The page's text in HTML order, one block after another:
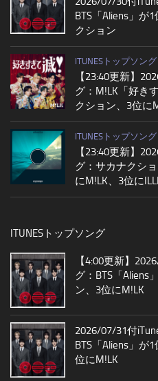
BTS「Aliens」が
クション
ITUNESトップソン
【23:40更新】
グ：M!LK「好き
クション、3位に
ITUNESトップソン
【23:40更新】
グ：サカナクシ
にM!LK、3位に
ITUNESトップソング
【4:00更新】
グ：BTS「Aliens
ン、3位にM!LK
2026/07/31付
BTS「Aliens」が
位にM!LK